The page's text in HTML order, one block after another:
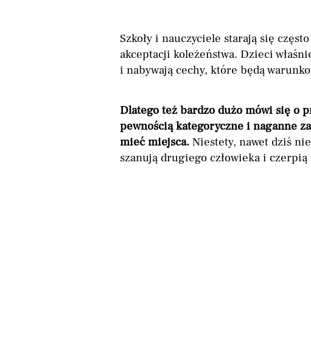
Szkoły i nauczyciele starają się
akceptacji koleżeństwa. Dzieci
i nabywają cechy, które będą
Dlatego też bardzo dużo mówi się o
pewnością kategoryczne i naganne
mieć miejsca. Niestety, nawet dziś
szanują drugiego człowieka i